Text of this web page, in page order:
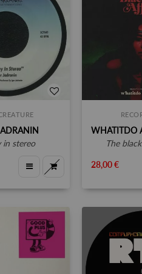
in stereo
the
28,00 €